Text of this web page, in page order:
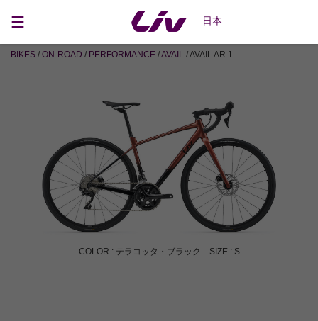
日本
BIKES / ON-ROAD / PERFORMANCE /AVAIL / AVAIL AR 1
COLOR : テラコッタ・ブラック SIZE : S